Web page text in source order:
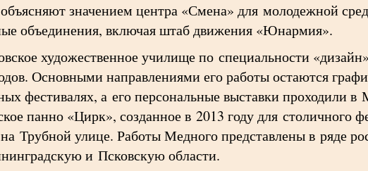
значением центра «Смена» для молодежной
объединения, включая штаб движения «Юнармия».
художественное училище по специальности
Основными направлениями его работы остаются
фестивалях, а его персональные выставки проходили
панно «Цирк», созданное в 2013 году для столичного
Трубной улице. Работы Медного представлены в ряде
и Псковскую области.